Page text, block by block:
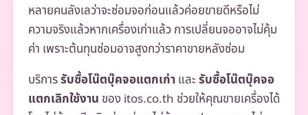
หลายคนลังเลว่าจะซ่อมจอก่อนแล้วค่อยขายดีหรือไม่
ความจริงแล้วหากเครื่องเก่าแล้ว การเปลี่ยนจออาจไม่คุ้ม
ค่า เพราะต้นทุนซ่อมอาจสูงกว่าราคาขายหลังซ่อม
บริการรับซื้อโน๊ตบุ๊คจอแตกเก่าและรับซื้อโน๊ตบุ๊คจอ
แตกเลิกใช้งาน ของ itos.co.th ช่วยให้คุณขายเครื่องได้